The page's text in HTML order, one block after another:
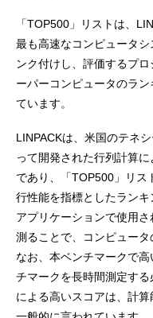
「TOP500」リストは、
最も高速なコンピュータ
ンク付けし、評価するプ
ーパーコンピュータのラ
ています。
LINPACKは、米国のテネ
って開発された行列計算
であり、「TOP500」リス
行性能を指標としたラン
アプリケーションで使用
測ることで、コンピュータ
なお、本ベンチマークで
チマークを長時間測定す
による高いスコアは、計